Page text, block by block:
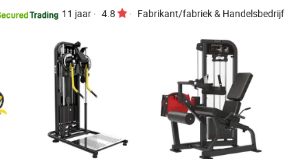
11 jaar · 4.8 · Fabrikant/fabriek & Handelsbedrijf